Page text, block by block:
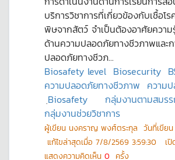
บริการวิชาการที่เกี่ยวข้องกับเชื้อโ
พิษจากสัตว์ จำเป็นต้องอาศัยความรู้
ด้านความปลอดภัยทางชีวภาพและ
ปลอดภัยทางชีวภ...
Biosafety level Biosecurity
ความปลอดภัยทางชีวภาพ ความ
ฺBiosafety
กลุ่มงานตามสมร
กลุ่มงานช่วยวิชาการ
ผู้เขียน นงคราญ พงศ์ตระกุล วันที่เขียน
แก้ไขล่าสุดเมื่อ 7/8/2569 3:59:30 เปิ
แสดงความคิดเห็น 0 ครั้ง